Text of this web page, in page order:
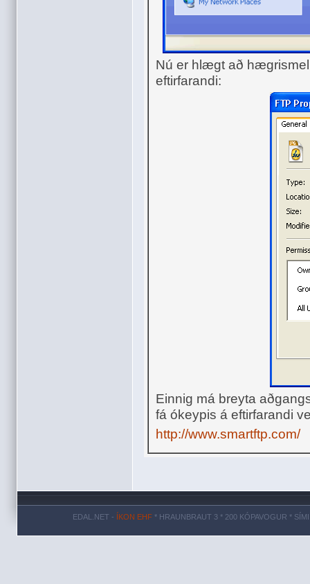
Nú er hlægt að
eftirfarandi:
Einnig má breyta
fá ókeypis á eftirfarandi
http://www.smartftp.com/
EDAL.NET - ÍKON EHF* HRAUNBRAUT 3 * 200 KÓPAVOGUR *